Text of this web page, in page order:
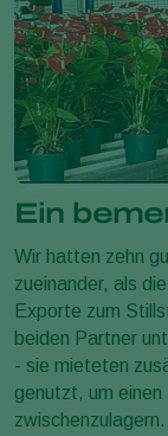
Ein
Wir hatten zehn
zueinander, als
Exporte zum
beiden Partner
- sie mieteten
genutzt, um einen